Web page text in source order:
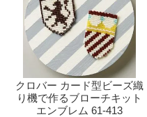
クロバー カード型ビーズ織
り機で作るブローチキット
エンブレム 61-413